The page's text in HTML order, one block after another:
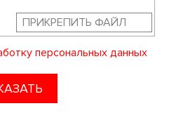
ПРИКРЕПИТЬ ФАЙЛ
персональных данных